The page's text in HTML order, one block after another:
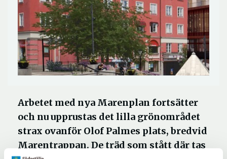
Arbetet med nya Marenplan fortsätter
och nu upprustas det lilla grönområdet
strax ovanför Olof Palmes plats, bredvid
Marentrappan. De träd som stått där tas